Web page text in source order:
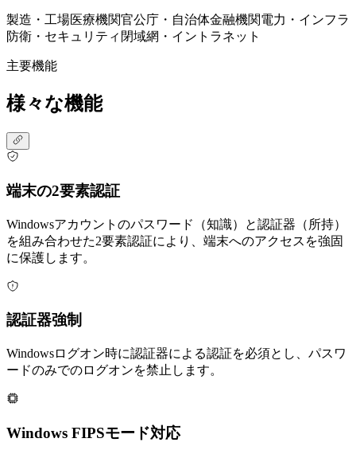
製造・工場医療機関官公庁・自治体金融機関電力・インフラ
防衛・セキュリティ 閉域網・イントラネット
主要機能
様々な機能
端末の2要素認証
Windowsアカウントのパスワード（知識）と認証器（所持）
を組み合わせた2要素認証により、端末へのアクセスを強固
に保護します。
認証器強制
Windowsログオン時に認証器による認証を必須とし、パスワ
ードのみでのログオンを禁止します。
Windows FIPSモード対応